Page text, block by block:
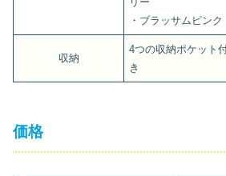
・ブラッサムピンク
収納
4つの収納ポケット
き
価格